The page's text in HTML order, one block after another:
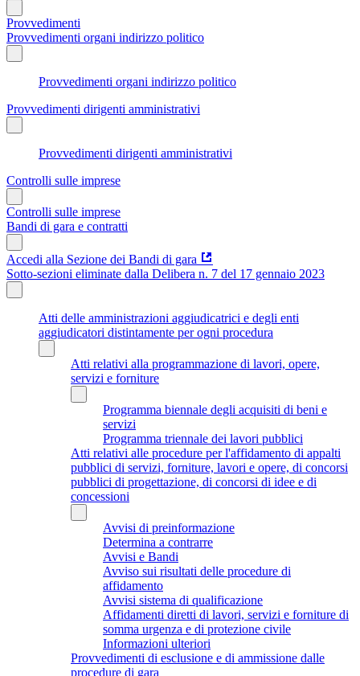
Provvedimenti
Provvedimenti organi indirizzo politico
Provvedimenti organi indirizzo politico
Provvedimenti dirigenti amministrativi
Provvedimenti dirigenti amministrativi
Controlli sulle imprese
Controlli sulle imprese
Bandi di gara e contratti
Accedi alla Sezione dei Bandi di gara
Sotto-sezioni eliminate dalla Delibera n. 7 del 17 gennaio 2023
Atti delle amministrazioni aggiudicatrici e degli enti
aggiudicatori distintamente per ogni procedura
Atti relativi alla programmazione di lavori, opere,
servizi e forniture
Programma biennale degli acquisiti di beni e
servizi
Programma triennale dei lavori pubblici
Atti relativi alle procedure per l'affidamento di appalti
pubblici di servizi, forniture, lavori e opere, di concorsi
pubblici di progettazione, di concorsi di idee e di
concessioni
Avvisi di preinformazione
Determina a contrarre
Avvisi e Bandi
Avviso sui risultati delle procedure di
affidamento
Avvisi sistema di qualificazione
Affidamenti diretti di lavori, servizi e forniture di
somma urgenza e di protezione civile
Informazioni ulteriori
Provvedimenti di esclusione e di ammissione dalle
procedure di gara